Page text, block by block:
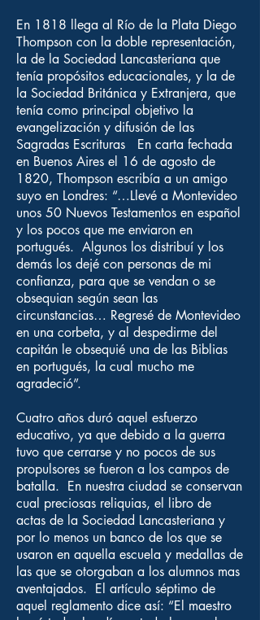
En 1818 llega al Río de la Plata Diego
Thompson con la doble representación,
la de la Sociedad Lancasteriana que
tenía propósitos educacionales, y la de
la Sociedad Británica y Extranjera, que
tenía como principal objetivo la
evangelización y difusión de las
Sagradas Escrituras En carta fechada
en Buenos Aires el 16 de agosto de
1820, Thompson escribía a un amigo
suyo en Londres: “…Llevé a Montevideo
unos 50 Nuevos Testamentos en español
y los pocos que me enviaron en
portugués. Algunos los distribuí y los
demás los dejé con personas de mi
confianza, para que se vendan o se
obsequian según sean las
circunstancias… Regresé de Montevideo
en una corbeta, y al despedirme del
capitán le obsequié una de las Biblias
en portugués, la cual mucho me
agradeció”.
Cuatro años duró aquel esfuerzo
educativo, ya que debido a la guerra
tuvo que cerrarse y no pocos de sus
propulsores se fueron a los campos de
batalla. En nuestra ciudad se conservan
cual preciosas reliquias, el libro de
actas de la Sociedad Lancasteriana y
por lo menos un banco de los que se
usaron en aquella escuela y medallas de
las que se otorgaban a los alumnos mas
aventajados. El artículo séptimo de
aquel reglamento dice así: “El maestro